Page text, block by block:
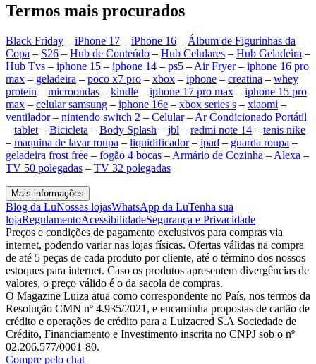
Termos mais procurados
Black Friday – iPhone 17 – iPhone 16 – Álbum de Figurinhas da
Copa – S26 – Hub de Conteúdo – Hub Celulares – Hub Geladeira –
Hub Tvs – iphone 15 – iphone 14 – ps5 – Air Fryer– iphone 16 pro
max – geladeira – poco x7 pro – xbox – iphone – creatina – whey
protein – microondas – kindle – iphone 17 pro max – iphone 15 pro
max – celular samsung – iphone 16e – xbox series s – xiaomi –
ventilador– nintendo switch 2 – Celular– Ar Condicionado Portátil
– tablet – Bicicleta – Body Splash – jbl – redmi note 14 – tenis nike
– maquina de lavar roupa – liquidificador– ipad – guarda roupa –
geladeira frost free – fogão 4 bocas – Armário de Cozinha – Alexa –
TV 50 polegadas – TV 32 polegadas
Mais informações
Blog da LuNossas lojasWhatsApp da LuTenha sua
lojaRegulamentoAcessibilidadeSegurança e Privacidade
Preços e condições de pagamento exclusivos para compras via
internet, podendo variar nas lojas físicas. Ofertas válidas na compra
de até 5 peças de cada produto por cliente, até o término dos nossos
estoques para internet. Caso os produtos apresentem divergências de
valores, o preço válido é o da sacola de compras.
O Magazine Luiza atua como correspondente no País, nos termos da
Resolução CMN nº 4.935/2021, e encaminha propostas de cartão de
crédito e operações de crédito para a Luizacred S.A Sociedade de
Crédito, Financiamento e Investimento inscrita no CNPJ sob o nº
02.206.577/0001-80.
Compre pelo chat